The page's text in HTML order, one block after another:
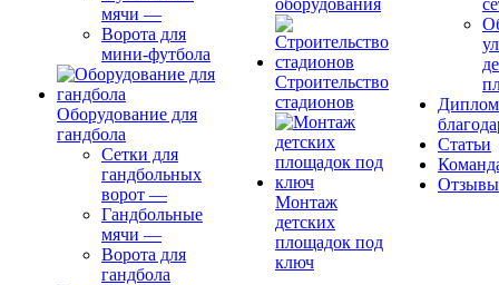
мячи —
Ворота для
мини-футбола
Оборудование для
гандбола
Сетки для
гандбольных
ворот —
Гандбольные
мячи —
Ворота для
гандбола
оборудования
Строительство
стадионов
Монтаж
детских
площадок под
ключ
Статьи
Отзывы